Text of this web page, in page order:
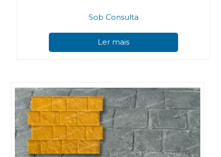
Sob Consulta
Ler mais